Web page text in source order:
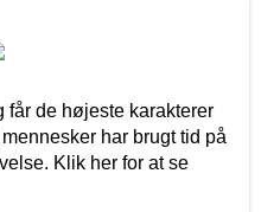
får de højeste karakterer
har brugt tid på
Klik her for at se